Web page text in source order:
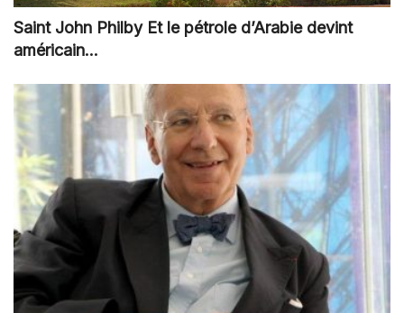
Saint John Philby Et le pétrole d’Arabie devint
américain…